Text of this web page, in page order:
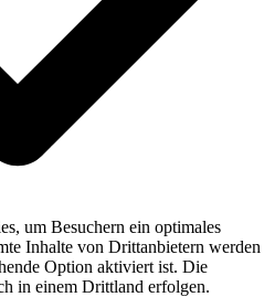
um Besuchern ein optimales
Inhalte von Drittanbietern werden
Option aktiviert ist. Die
in einem Drittland erfolgen.